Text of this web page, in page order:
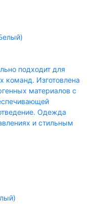
подходит для
команд. Изготовлена
материалов с
Одежда
и стильным